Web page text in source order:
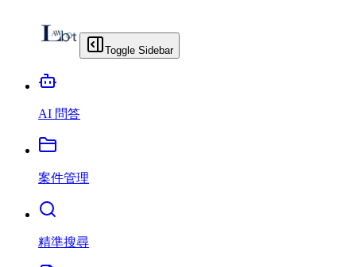
Toggle Sidebar
AI 問答
案件管理
精準搜尋